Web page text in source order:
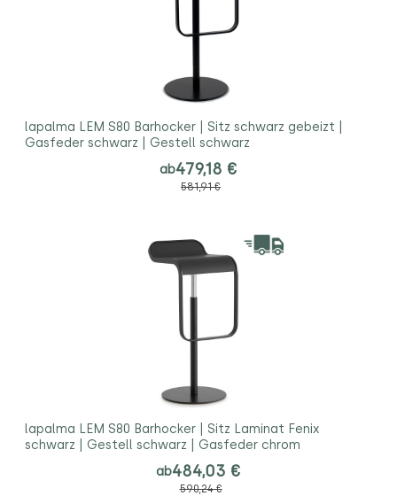
lapalma LEM S80 Barhocker | Sitz schwarz gebeizt |
Gasfeder schwarz | Gestell schwarz
ab479,18 €
581,91 €
lapalma LEM S80 Barhocker | Sitz Laminat Fenix
schwarz | Gestell schwarz | Gasfeder chrom
ab484,03 €
590,24 €